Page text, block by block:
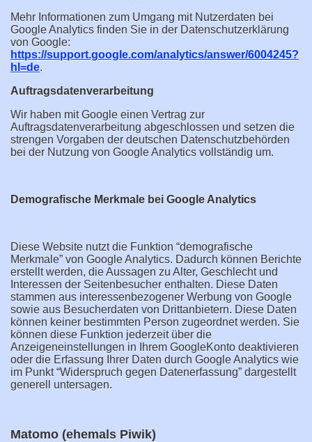
Mehr Informationen zum Umgang mit Nutzerdaten bei
Google Analytics finden Sie in der Datenschutzerklärung
von Google:
https://support.google.com/analytics/answer/6004245?
hl=de.
Auftragsdatenverarbeitung
Wir haben mit Google einen Vertrag zur
Auftragsdatenverarbeitung abgeschlossen und setzen die
strengen Vorgaben der deutschen Datenschutzbehörden
bei der Nutzung von Google Analytics vollständig um.
Demografische Merkmale bei Google Analytics
Diese Website nutzt die Funktion “demografische
Merkmale” von Google Analytics. Dadurch können Berichte
erstellt werden, die Aussagen zu Alter, Geschlecht und
Interessen der Seitenbesucher enthalten. Diese Daten
stammen aus interessenbezogener Werbung von Google
sowie aus Besucherdaten von Drittanbietern. Diese Daten
können keiner bestimmten Person zugeordnet werden. Sie
können diese Funktion jederzeit über die
Anzeigeneinstellungen in Ihrem GoogleKonto deaktivieren
oder die Erfassung Ihrer Daten durch Google Analytics wie
im Punkt “Widerspruch gegen Datenerfassung” dargestellt
generell untersagen.
Matomo (ehemals Piwik)